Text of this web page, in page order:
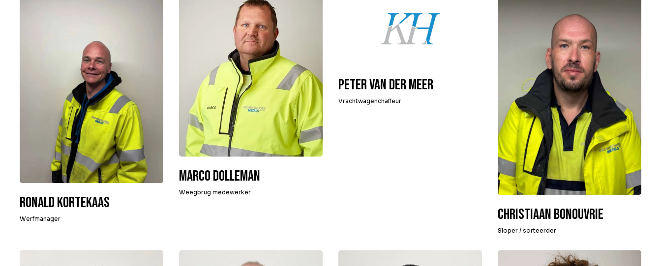
Ronald Kortekaas
Werfmanager
Marco Dolleman
Weegbrug medewerker
Peter van der Meer
Vrachtwagenchaffeur
Christiaan Bonouvrie
Sloper / sorteerder